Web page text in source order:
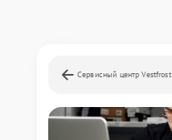
Сервисный центр Vestfrost